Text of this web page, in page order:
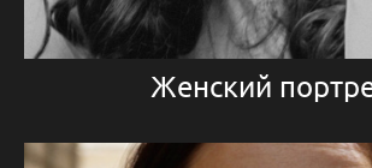
Женский